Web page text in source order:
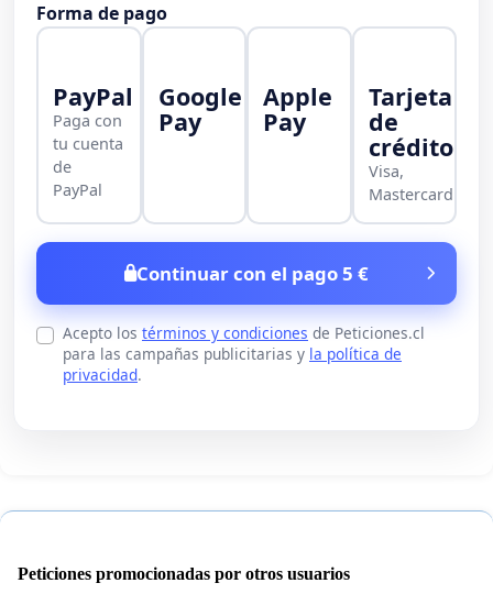
Forma de pago
PayPal
Paga con
tu cuenta
de
PayPal
Google
Pay
Apple
Pay
Tarjeta
de
crédito
Visa,
Mastercard
Continuar con el pago 5 €
Acepto los términos y condiciones de Peticiones.cl
para las campañas publicitarias y la política de
privacidad.
Peticiones promocionadas por otros usuarios